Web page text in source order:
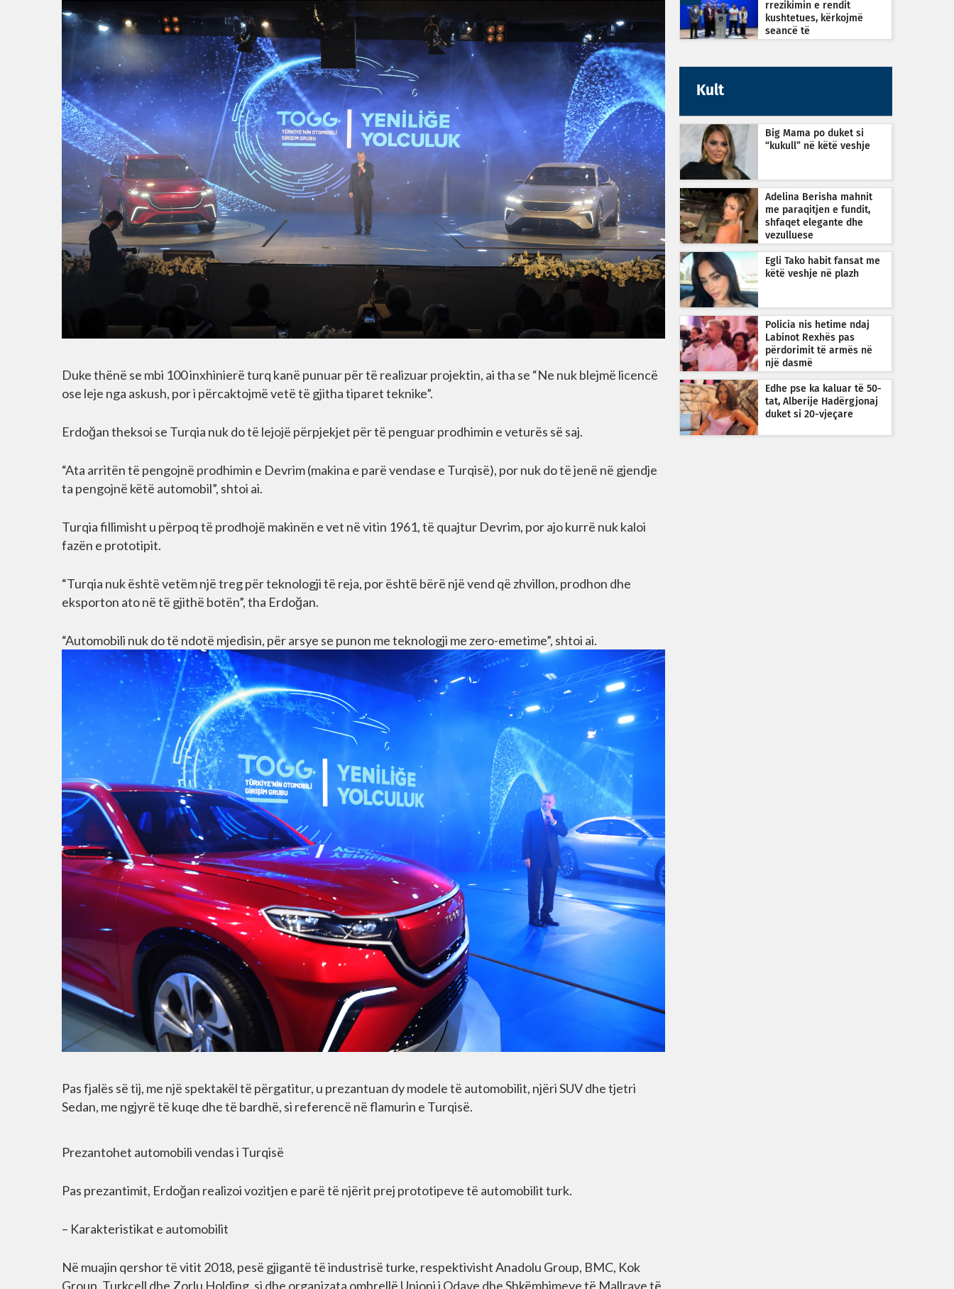
Duke thënë se mbi 100 inxhinierë turq kanë punuar për të realizuar projektin, ai tha se “Ne nuk blejmë licencë
ose leje nga askush, por i përcaktojmë vetë të gjitha tiparet teknike”.
Erdoğan theksoi se Turqia nuk do të lejojë përpjekjet për të penguar prodhimin e veturës së saj.
“Ata arritën të pengojnë prodhimin e Devrim (makina e parë vendase e Turqisë), por nuk do të jenë në gjendje
ta pengojnë këtë automobil”, shtoi ai.
Turqia fillimisht u përpoq të prodhojë makinën e vet në vitin 1961, të quajtur Devrim, por ajo kurrë nuk kaloi
fazën e prototipit.
“Turqia nuk është vetëm një treg për teknologji të reja, por është bërë një vend që zhvillon, prodhon dhe
eksporton ato në të gjithë botën”, tha Erdoğan.
“Automobili nuk do të ndotë mjedisin, për arsye se punon me teknologji me zero-emetime”, shtoi ai.
Pas fjalës së tij, me një spektakël të përgatitur, u prezantuan dy modele të automobilit, njëri SUV dhe tjetri
Sedan, me ngjyrë të kuqe dhe të bardhë, si referencë në flamurin e Turqisë.
Prezantohet automobili vendas i Turqisë
Pas prezantimit, Erdoğan realizoi vozitjen e parë të njërit prej prototipeve të automobilit turk.
– Karakteristikat e automobilit
Në muajin qershor të vitit 2018, pesë gjigantë të industrisë turke, respektivisht Anadolu Group, BMC, Kok
Group, Turkcell dhe Zorlu Holding, si dhe organizata ombrellë Unioni i Odave dhe Shkëmbimeve të Mallrave të
rrezikimin e rendit
kushtetues, kërkojmë
seancë të
Kult
Big Mama po duket si
“kukull” në këtë veshje
Adelina Berisha mahnit
me paraqitjen e fundit,
shfaqet elegante dhe
vezulluese
Egli Tako habit fansat me
këtë veshje në plazh
Policia nis hetime ndaj
Labinot Rexhës pas
përdorimit të armës në
një dasmë
Edhe pse ka kaluar të 50-
tat, Alberije Hadërgjonaj
duket si 20-vjeçare